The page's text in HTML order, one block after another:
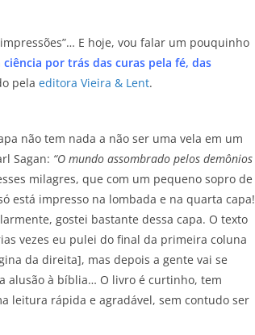
E hoje, vou falar um pouquinho
por trás das curas pela fé, das
pela editora Vieira & Lent.
não tem nada a não ser uma vela em um
Sagan: “O mundo assombrado pelos demônios
milagres, que com um pequeno sopro de
está impresso na lombada e na quarta capa!
gostei bastante dessa capa. O texto
vezes eu pulei do final da primeira coluna
da direita], mas depois a gente vai se
alusão à bíblia… O livro é curtinho, tem
leitura rápida e agradável, sem contudo ser